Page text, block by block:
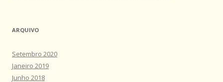
ARQUIVO
Setembro 2020
Janeiro 2019
Junho 2018